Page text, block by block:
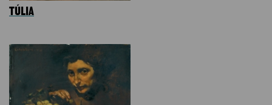
TÚLIA